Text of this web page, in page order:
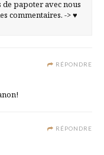
de papoter avec nous
commentaires. ->♥
RÉPONDRE
RÉPONDRE